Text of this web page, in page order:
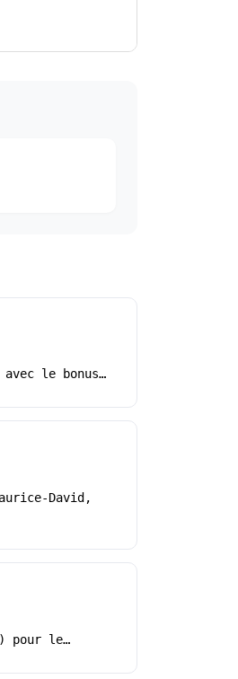
le bonus…
David,
5) pour le…